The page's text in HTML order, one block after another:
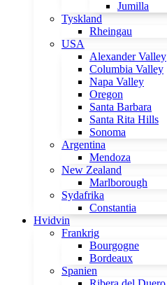
Jumilla
Tyskland
Rheingau
USA
Alexander Valley
Columbia Valley
Napa Valley
Oregon
Santa Barbara
Santa Rita Hills
Sonoma
Argentina
Mendoza
New Zealand
Marlborough
Sydafrika
Constantia
Hvidvin
Frankrig
Bourgogne
Bordeaux
Spanien